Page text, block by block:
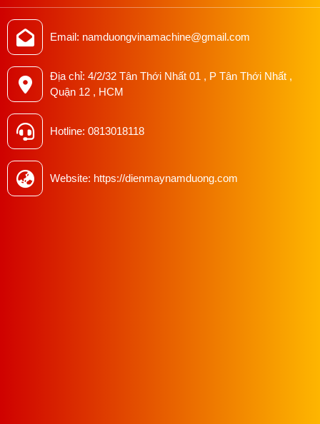
Email: namduongvinamachine@gmail.com
Địa chỉ: 4/2/32 Tân Thới Nhất 01 , P Tân Thới Nhất ,
Quận 12 , HCM
Hotline: 0813018118
Website: https://dienmaynamduong.com